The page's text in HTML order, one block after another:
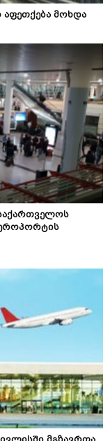
მოხდა
საქართველოს